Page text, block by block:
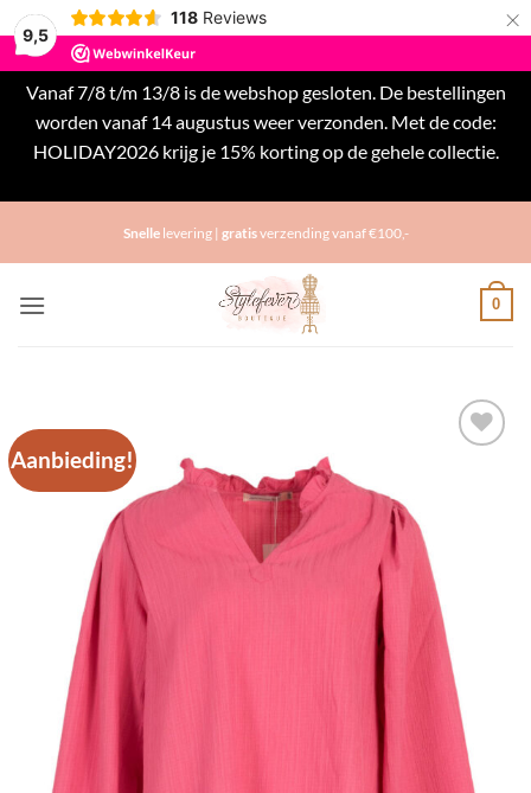
9,5
118 Reviews ×
Vanaf 7/8 t/m 13/8 is de webshop gesloten. De bestellingen
worden vanaf 14 augustus weer verzonden. Met de code:
HOLIDAY2026 krijg je 15% korting op de gehele collectie.
Snellelevering | gratisverzending vanaf €100,-
0
Aanbieding!